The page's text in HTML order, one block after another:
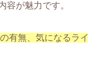
が魅力です。
有無、気になるライ